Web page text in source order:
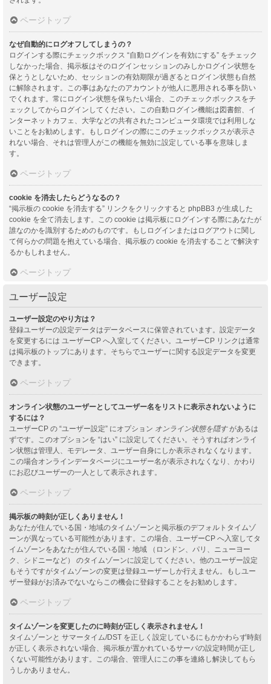
ページトップ
なぜ自動的にログオフしてしまうの？
ログインする際にチェックボックス “自動ログインを有効にする” をチェック
しなかった場合、掲示板はそのログインセッションのみしかログイン状態を
保とうとしないため、セッションの有効期限が過ぎるとログイン状態も自然
に解除されます。この事はあなたのアカウントが他人に悪用される事を防い
でくれます。常にログイン状態を保ちたい場合、このチェックボックスをチ
ェックしてからログインしてください。この自動ログイン機能は図書館、イ
ンターネットカフェ、大学などの共有されたコンピュータ環境では利用しな
いことをお勧めします。もしログインの際にこのチェックボックスが表示さ
れない場合、それは管理人がこの機能を無効に設定している事を意味しま
す。
ページトップ
cookie を消去したらどうなるの？
“掲示板の cookie を消去する” リンクをクリックすると phpBB3 が生成した
cookie を全て消去します。この cookie は掲示板にログインする際にあなたが
誰なのかを識別するためのものです。もしログインまたはログアウトに関し
て何らかの問題を抱えている場合、掲示板の cookie を消去することで解決す
るかもしれません。
ページトップ
ユーザー設定
ユーザー設定のやり方は？
登録ユーザーの設定データはデータベースに保管されています。設定データ
を変更するには ユーザーCP へ入室してください。ユーザーCP リンクは通常
は掲示板のトップにあります。そちらでユーザーに関する設定データを変更
できます。
ページトップ
オンライン状態のユーザーとしてユーザー名をリストに表示されないように
するには？
ユーザーCP の “ユーザー設定” にオプション オンライン状態を隠すがあるは
ずです。このオプションを “はい” に設定してください。そうすればオンライ
ン状態は管理人、モデレータ、ユーザー自身にしか表示されなくなります。
この場合オンラインデータページにユーザー名が表示されなくなり、かわり
にお忍びユーザーの一人として表示されます。
ページトップ
掲示板の時刻が正しくありません！
あなたが住んでいる国・地域のタイムゾーンと掲示板のデフォルトタイムゾ
ーンが異なっている可能性があります。この場合、ユーザーCP へ入室してタ
イムゾーンをあなたが住んでいる国・地域 （ロンドン、パリ、ニューヨー
ク、シドニーなど） のタイムゾーンに設定してください。他のユーザー設定
もそうですがタイムゾーンの変更は登録ユーザーしか行えません。もしユー
ザー登録がお済みでないならこの機会に登録することをお勧めします。
ページトップ
タイムゾーンを変更したのに時刻が正しく表示されません！
タイムゾーンと サマータイム/DST を正しく設定しているにもかかわらず時刻
が正しく表示されない場合、掲示板が置かれているサーバの設定時間が正し
くない可能性があります。この場合、管理人にこの事を連絡し解決してもら
うしかありません。